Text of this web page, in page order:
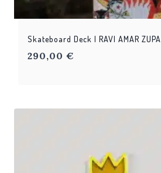
Skateboard Deck | RAVI AMAR ZUPA
290,00 €